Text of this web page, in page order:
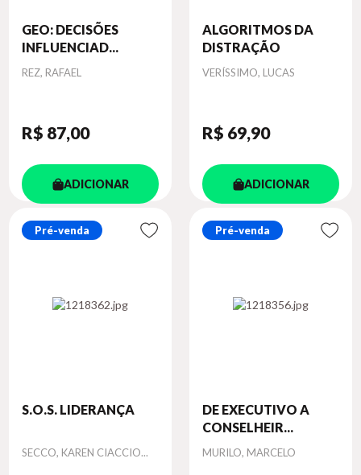
GEO: DECISÕES
INFLUENCIAD...
Autor
REZ, RAFAEL
R$ 87,00
ADICIONAR
ALGORITMOS DA
DISTRAÇÃO
Autor
VERÍSSIMO, LUCAS
R$ 69,90
ADICIONAR
Pré-venda
S.O.S. LIDERANÇA
Autor
SECCO, KAREN CIACCIO...
Pré-venda
DE EXECUTIVO A
CONSELHEIR...
Autor
MURILO, MARCELO